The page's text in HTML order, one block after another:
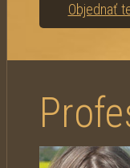
Objednať